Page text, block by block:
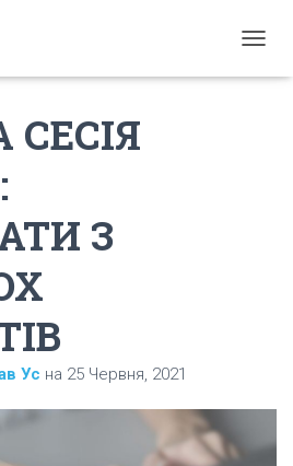
Е
І
З
Ус на 25 Червня, 2021